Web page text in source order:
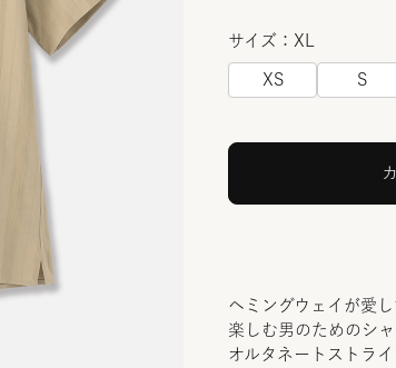
サイズ：XL
XS S
ヘミングウェイが愛
楽しむ男のためのシ
オルタネートストラ